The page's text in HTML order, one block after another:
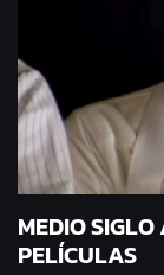
MEDIO
PELÍCULAS